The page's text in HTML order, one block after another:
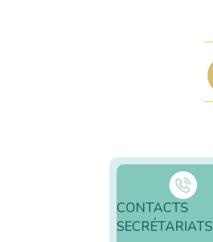
CONTACTS
SECRÉTARIATS